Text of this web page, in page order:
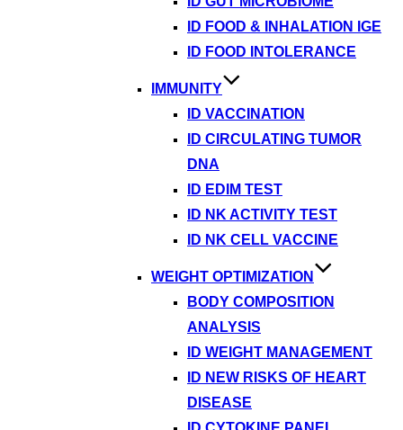
ID FOOD & INHALATION IGE
ID FOOD INTOLERANCE
IMMUNITY
ID VACCINATION
ID CIRCULATING TUMOR
DNA
ID EDIM TEST
ID NK ACTIVITY TEST
ID NK CELL VACCINE
WEIGHT OPTIMIZATION
BODY COMPOSITION
ANALYSIS
ID WEIGHT MANAGEMENT
ID NEW RISKS OF HEART
DISEASE